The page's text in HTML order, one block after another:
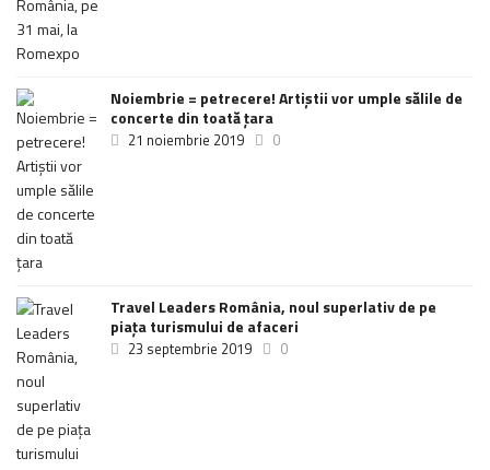
Noiembrie = petrecere! Artiștii vor umple sălile de
concerte din toată țara
21 noiembrie 2019 0
Travel Leaders România, noul superlativ de pe
piața turismului de afaceri
23 septembrie 2019 0